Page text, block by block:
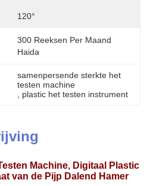
120°
300 Reeksen Per Maand
Haida
samenpersende sterkte het
testen machine
plastic het testen instrument
Machine, Digitaal Plastic
van de Pijp Dalend Hamer